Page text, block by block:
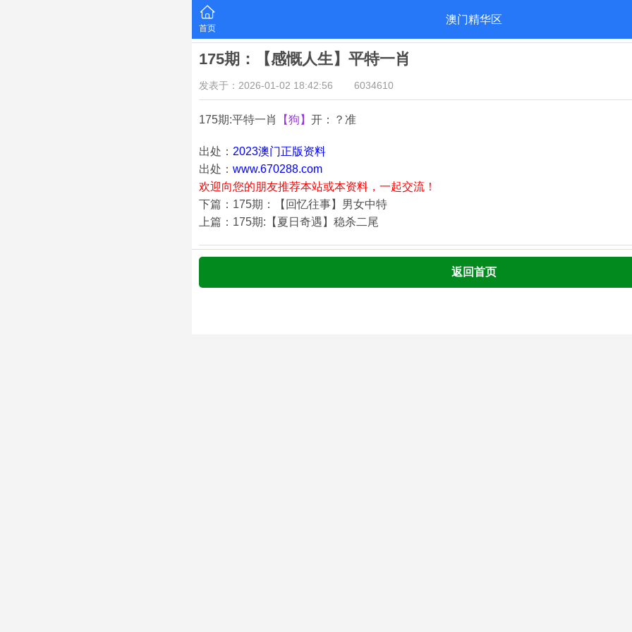
首页
澳门精华区
175期：【感慨人生】平特一肖
发表于：2026-01-02 18:42:56 6034610
175期:平特一肖 【狗】 开：？准
出处： 2023澳门正版资料
出处： www.670288.com
欢迎向您的朋友推荐本站或本资料，一起交流！
下篇：175期：【回忆往事】男女中特
上篇：175期:【夏日奇遇】稳杀二尾
返回首页